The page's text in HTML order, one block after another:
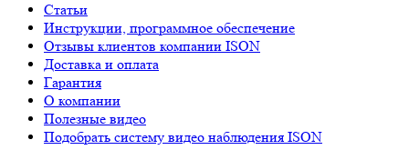
Статьи
Инструкции, программное обеспечение
Отзывы клиентов компании ISON
Доставка и оплата
Гарантия
О компании
Полезные видео
Подобрать систему видео наблюдения ISON